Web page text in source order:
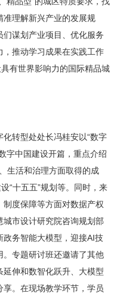
理解新兴产业的发展规
谋划产业项目、优化服务
推动学习成果在实践工作
有世界影响力的国际精品城
转型处处长冯桂安以“数字
字中国建设开篇，重点介绍
生活和治理方面取得的成
“十五五”规划等。同时，来
度保障等方面对数据产权
市设计研究院咨询规划部
务智能大模型，迎接AI技
专题研讨班还邀请了其他
伸和数智化跃升、大模型
。在现场教学环节，学员